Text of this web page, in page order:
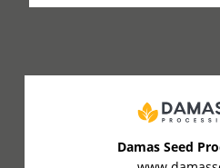
Damas Seed